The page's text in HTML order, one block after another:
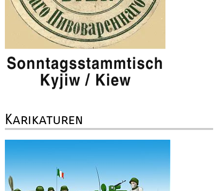
Karikaturen